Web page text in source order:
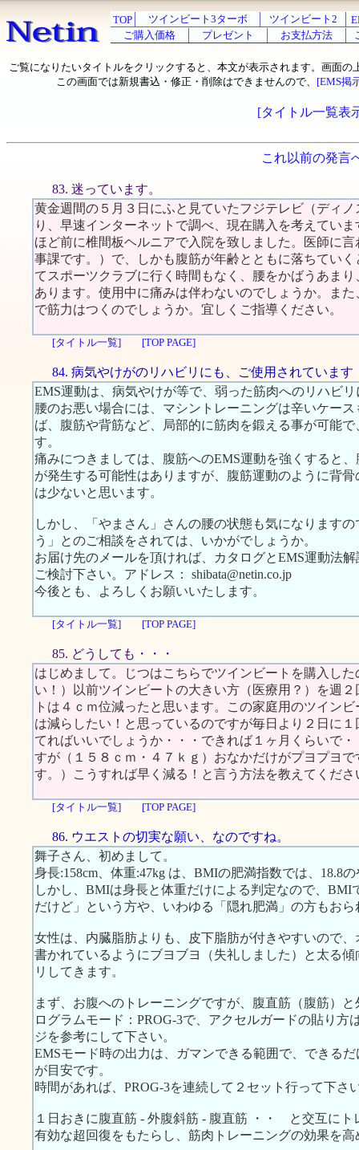
TOP ツインビート3ターボ ツインビート2
ご購入価格
プレゼント お支払方法
ご覧になりたいタイトルをクリックすると、本文が表示されます。画面の
この画面では新規書込・修正・削除はできませんので、 [EMS掲
[タイトル一覧表
これ以前の発言
83. 迷っています。
黄金週間の５月３日にふと見ていたフジテレビ（ディ
り、早速インターネットで調べ、現在購入を考えてい
ほど前に椎間板ヘルニアで入院を致しました。医師に
事課です。）で、しかも腹筋が年齢とともに落ちてい
てスポーツクラブに行く時間もなく、腰をかばうあま
あります。使用中に痛みは伴わないのでしょうか。ま
で筋力はつくのでしょうか。宜しくご指導ください。
[タイトル一覧] [TOP PAGE]
84. 病気やけがのリハビリにも、ご使用されています
EMS運動は、病気やけが等で、弱った筋肉へのリハビ
腰のお悪い場合には、マシントレーニングは辛いケー
ば、腹筋や背筋など、局部的に筋肉を鍛える事が可能
す。
痛みにつきましては、腹筋へのEMS運動を強くすると
が発生する可能性はありますが、腹筋運動のように背
は少ないと思います。
しかし、「やまさん」さんの腰の状態も気になります
う」とのご相談をされては、いかがでしょうか。
お届け先のメールを頂ければ、カタログとEMS運動法
ご検討下さい。アドレス： shibata@netin.co.jp
今後とも、よろしくお願いいたします。
[タイトル一覧] [TOP PAGE]
85. どうしても・・・
はじめまして。じつはこちらでツインビートを購入し
い！）以前ツインビートの大きい方（医療用？）を週
トは４ｃｍ位減ったと思います。この家庭用のツイン
は減らしたい！と思っているのですが毎日より２日に
てればいいでしょうか・・・できれば１ヶ月くらいで
すが（１５８ｃｍ・４７ｋｇ）おなかだけがプヨプヨ
す。）こうすれば早く減る！と言う方法を教えてくだ
[タイトル一覧] [TOP PAGE]
86. ウエストの切実な願い、なのですね。
舞子さん、初めまして。
身長:158cm、体重:47kg は、BMIの肥満指数では、18.8
しかし、BMIは身長と体重だけによる判定なので、
だけど」という方や、いわゆる「隠れ肥満」の方もお
女性は、内臓脂肪よりも、皮下脂肪が付きやすいので
書かれているようにブヨブヨ（失礼しました）と太る
リしてきます。
まず、お腹へのトレーニングですが、腹直筋（腹筋）
ログラムモード：PROG-3で、アクセルガードの貼り方
ジを参考にして下さい。
EMSモード時の出力は、ガマンできる範囲で、できる
が目安です。
時間があれば、PROG-3を連続して２セット行って下さ
１日おきに腹直筋 - 外腹斜筋 - 腹直筋 ・・ と交互に
有効な超回復をもたらし、筋肉トレーニングの効果を高